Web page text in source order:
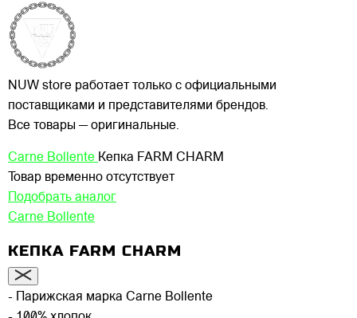
NUW store работает только с официальными
поставщиками и представителями брендов.
Все товары — оригинальные.
Carne Bollente Кепка FARM CHARM
Товар временно отсутствует
Подобрать аналог
Carne Bollente
КЕПКА FARM CHARM
- Парижская марка Carne Bollente